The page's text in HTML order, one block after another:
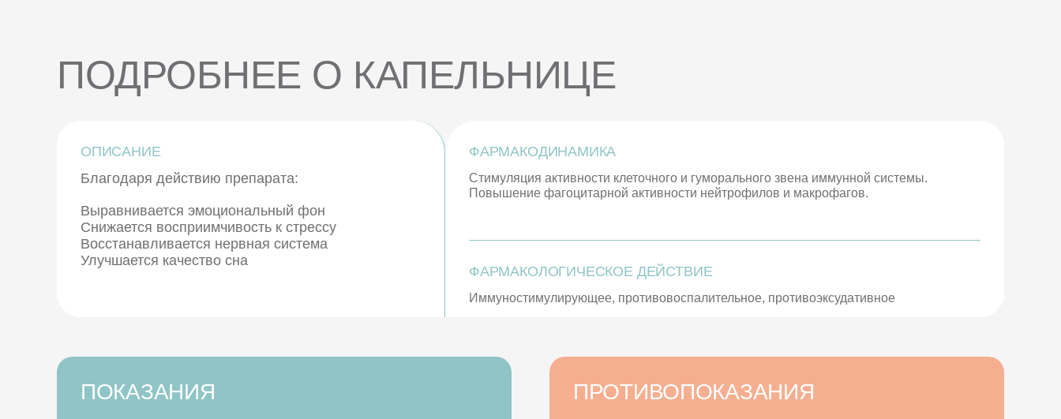
ПОДРОБНЕЕ О КАПЕЛЬНИЦЕ
ОПИСАНИЕ
Благодаря действию препарата:
Выравнивается эмоциональный фон
Снижается восприимчивость к стрессу
Восстанавливается нервная система
Улучшается качество сна
ФАРМАКОДИНАМИКА
Стимуляция активности клеточного и гуморального звена иммунной системы.
Повышение фагоцитарной активности нейтрофилов и макрофагов.
ФАРМАКОЛОГИЧЕСКОЕ ДЕЙСТВИЕ
Иммуностимулирующее, противовоспалительное, противоэксудативное
ПОКАЗАНИЯ ПРОТИВОПОКАЗАНИЯ